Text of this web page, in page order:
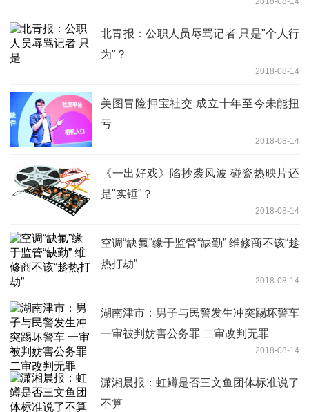
北青报：公职人员辱骂记者 只是"个人行
为"？
2018-08-14
美图冒险押宝社交 成立十年至今未能扭
亏
2018-08-14
《一出好戏》陷抄袭风波 碰瓷热映片还
是"实锤"？
2018-08-14
空调“缺氟”缘于监管“缺勤” 维修商不该“趁
热打劫”
2018-08-14
湖南津市：男子与民警发生冲突踢坏警车
一审被判妨害公务罪 二审改判无罪
2018-08-14
潇湘晨报：虹鳟是否三文鱼团体标准说了
不算